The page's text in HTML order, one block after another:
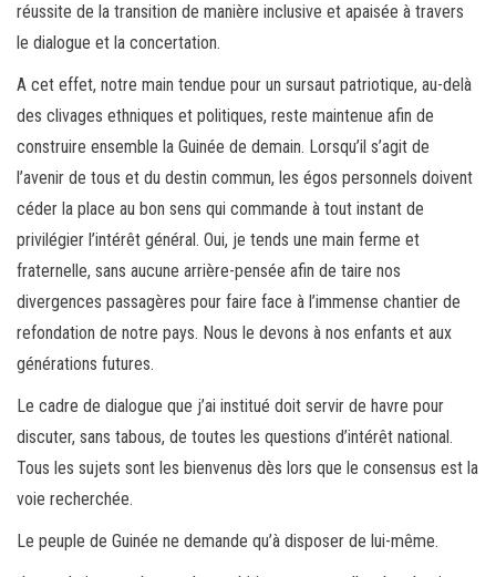
réussite de la transition de manière inclusive et apaisée à travers
le dialogue et la concertation.
A cet effet, notre main tendue pour un sursaut patriotique, au-delà
des clivages ethniques et politiques, reste maintenue afin de
construire ensemble la Guinée de demain. Lorsqu’il s’agit de
l’avenir de tous et du destin commun, les égos personnels doivent
céder la place au bon sens qui commande à tout instant de
privilégier l’intérêt général. Oui, je tends une main ferme et
fraternelle, sans aucune arrière-pensée afin de taire nos
divergences passagères pour faire face à l’immense chantier de
refondation de notre pays. Nous le devons à nos enfants et aux
générations futures.
Le cadre de dialogue que j’ai institué doit servir de havre pour
discuter, sans tabous, de toutes les questions d’intérêt national.
Tous les sujets sont les bienvenus dès lors que le consensus est la
voie recherchée.
Le peuple de Guinée ne demande qu’à disposer de lui-même.